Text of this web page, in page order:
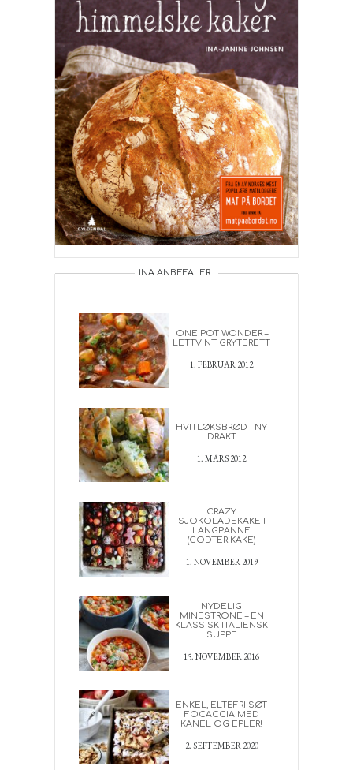
INA ANBEFALER :
ONE POT WONDER –
LETTVINT GRYTERETT
1. FEBRUAR 2012
HVITLØKSBRØD I NY
DRAKT
1. MARS 2012
CRAZY
SJOKOLADEKAKE I
LANGPANNE
(GODTERIKAKE)
1. NOVEMBER 2019
NYDELIG
MINESTRONE – EN
KLASSISK ITALIENSK
SUPPE
15. NOVEMBER 2016
ENKEL, ELTEFRI SØT
FOCACCIA MED
KANEL OG EPLER!
2. SEPTEMBER 2020